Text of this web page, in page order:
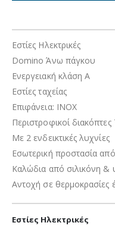
Εστίες Ηλεκτρικές
Domino Άνω πάγκου
Ενεργειακή κλάση Α
Εστίες ταχείας
Επιφάνεια: INOX
Περιστροφικοί
Με 2 ενδεικτικές λυχνίες
Εσωτερική προστασία
Καλώδια από σιλικόνη &
Αντοχή σε θερμοκρασίες
Εστίες Ηλεκτρικές